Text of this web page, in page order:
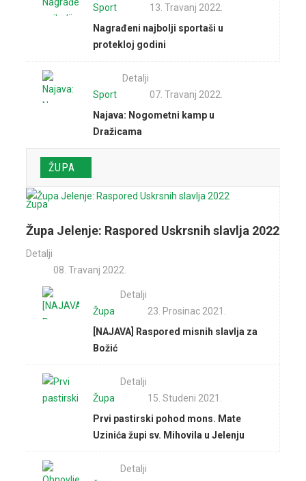
Sport
13. Travanj 2022.
Nagrađeni najbolji sportaši u
protekloj godini
Prijave
se
primaju
travnja
Sport
Detalji
07. Travanj 2022.
Najava: Nogometni kamp u
Dražicama
ŽUPA
Župa
Župa Jelenje: Raspored Uskrsnih slavlja 2022
Detalji
08. Travanj 2022.
Župa
Detalji
23. Prosinac 2021.
[NAJAVA] Raspored misnih slavlja za
Božić
Župa
Detalji
15. Studeni 2021.
Prvi pastirski pohod mons. Mate
Uzinića župi sv. Mihovila u Jelenju
Detalji